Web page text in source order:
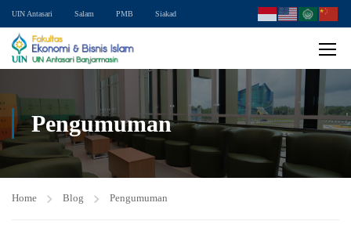
UIN Antasari Salam PMB Siakad
Pengumuman
Home Blog Pengumuman